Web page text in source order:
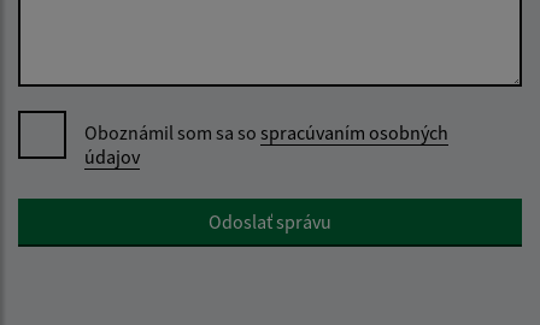
Oboznámil som sa so spracúvaním osobných
údajov
Google reCaptcha ResponseOdoslať správu